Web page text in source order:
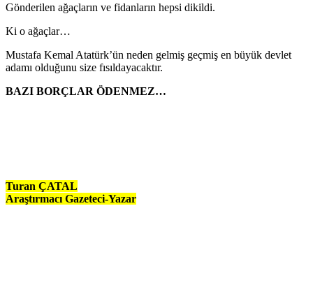
Gönderilen ağaçların ve fidanların hepsi dikildi.
Ki o ağaçlar…
Mustafa Kemal Atatürk’ün neden gelmiş geçmiş en büyük devlet
adamı olduğunu size fısıldayacaktır.
BAZI BORÇLAR ÖDENMEZ…
Turan ÇATAL
Araştırmacı Gazeteci-Yazar